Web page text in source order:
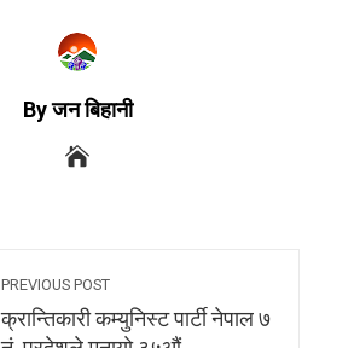
By जन बिहानी
PREVIOUS POST
क्रान्तिकारी कम्युनिस्ट पार्टी नेपाल ७